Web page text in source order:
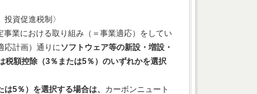
資促進税制〉
事業における取り組み（＝事業適応）をしてい
応計画）通りに ソフトウェア等の新設・増設・
税額控除（3％または5％）のいずれかを選択
5％）を選択する場合は、
カーボンニュート